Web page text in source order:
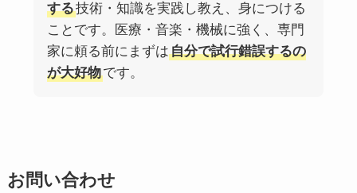
する技術・知識を実践し教え、身につける
ことです。医療・音楽・機械に強く、専門
家に頼る前にまずは自分で試行錯誤するの
が大好物です。
お問い合わせ